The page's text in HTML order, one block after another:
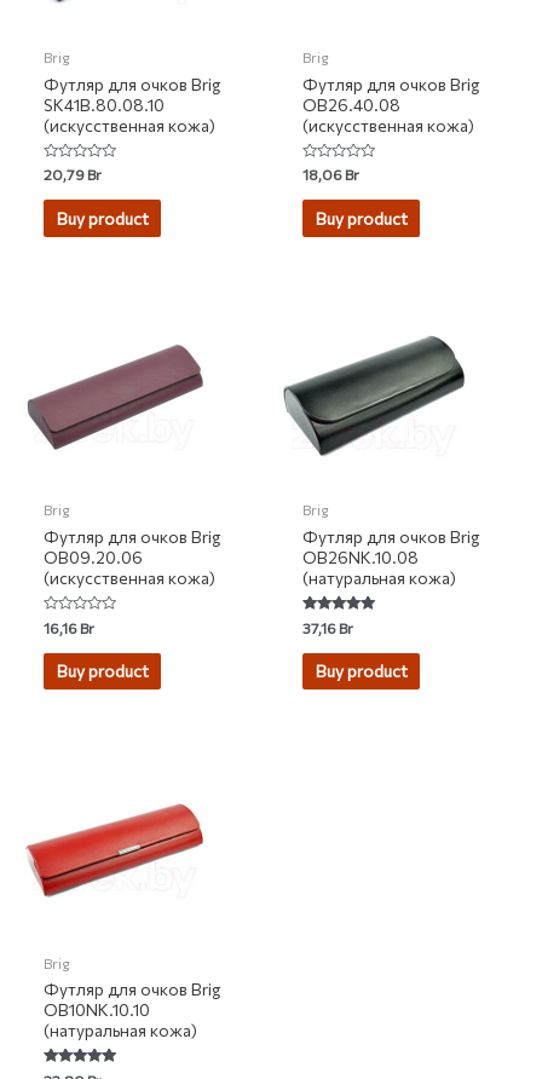
Brig
Футляр для очков Brig
SK41B.80.08.10
(искусственная кожа)
Rated
0
out
20,79Br
Buy product
Brig
Футляр для очков Brig
OB26.40.08
(искусственная кожа)
Rated
0
out
18,06Br
Buy product
Brig
Футляр для очков Brig
OB09.20.06
(искусственная кожа)
Rated
0
out
16,16Br
Buy product
Brig
Футляр для очков Brig
OB26NK.10.08
(натуральная кожа)
Rated
5.00
out of 5
37,16Br
Buy product
Brig
Футляр для очков Brig
OB10NK.10.10
(натуральная кожа)